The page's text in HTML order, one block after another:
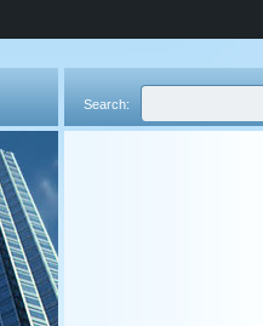
Search: